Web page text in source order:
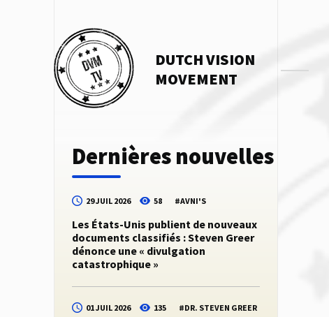
DUTCH VISION
MOVEMENT
Dernières nouvelles
29 JUIL 2026 58 #AVNI'S
Les États-Unis publient de nouveaux
documents classifiés : Steven Greer
dénonce une « divulgation
catastrophique »
01 JUIL 2026 135 #DR. STEVEN GREER